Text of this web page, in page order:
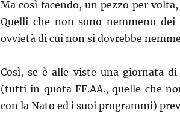
Ma così facendo, un pezzo per
Quelli che non sono nemmeno
ovvietà di cui non si dovrebbe
Così, se è alle viste una giornata
(tutti in quota FF.AA., quelle che
con la Nato ed i suoi programmi)